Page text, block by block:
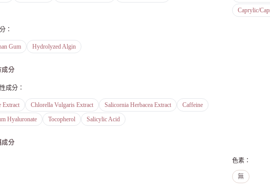
Caprylic/
：
Gum Hydrolyzed Algin
成分
成分 ：
Extract Chlorella Vulgaris Extract Salicornia Herbacea Extract
Caffeine
Hyaluronate
Tocopherol Salicylic Acid
成分
色素 ：
無